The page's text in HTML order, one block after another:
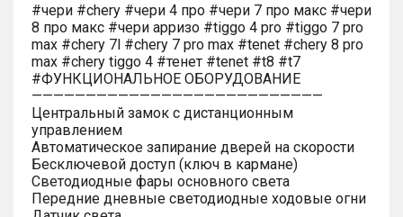
#чери #chery #чери 4 про #чери 7 про макс #чери
8 про макс #чери арризо #tiggo 4 pro #tiggo 7 pro
max #chery 7l #chery 7 pro max #tenet #chery 8 pro
max #chery tiggo 4 #тенет #tenet #t8 #t7
#ФУНКЦИОНАЛЬНОЕ ОБОРУДОВАНИЕ
———————————————————————————
Центральный замок с дистанционным
управлением
Автоматическое запирание дверей на скорости
Бесключевой доступ (ключ в кармане)
Светодиодные фары основного света
Передние дневные светодиодные ходовые огни